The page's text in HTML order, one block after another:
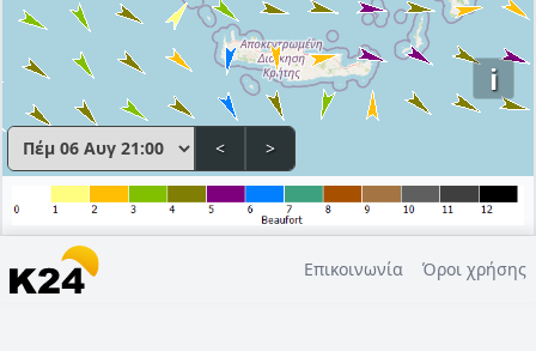
i
< >
Επικοινωνία Όροι χρήσης